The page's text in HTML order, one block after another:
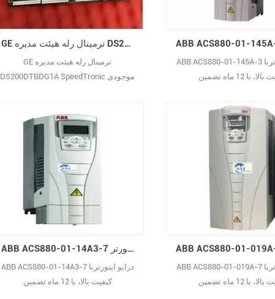
GE ترمینال رله هیئت مدیره DS200DTBDG1A SpeedTronic
GE ترمینال رله هیئت مدیره
DS200DTBDG1A SpeedTronic موجودی
ABB ACS880-01-145A-3 درایو اینورتربا
با 12 ماه تضمین
ABB ACS880-01-14A3-7 درایو اینورتر AC
ABB ACS880-01-14A3-7 درایو اینورتربا
کیفیت بالا، با 12 ماه تضمین
ABB ACS880-01-019A-7 درایو اینورتربا
با 12 ماه تضمین